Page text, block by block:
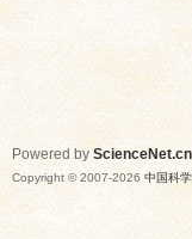
Powered by ScienceNet.cn
Copyright © 2007-2026 中国科